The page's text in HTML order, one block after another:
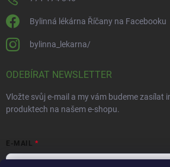
Bylinná lékárna Říčany na Facebooku
bylinna_lekarna/
ODEBÍRAT NEWSLETTER
Vložte svůj e-mail a my vám budeme zasílat
produktech na našem e-shopu.
E-MAIL